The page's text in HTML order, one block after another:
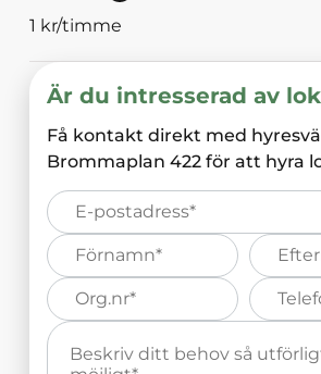
1 kr/timme
Är du intresserad av
Få kontakt direkt med
Brommaplan 422 för att hyra
E-
post*
Förnamn*
Efternamn*
Organisations
nummer*
Meddelande*